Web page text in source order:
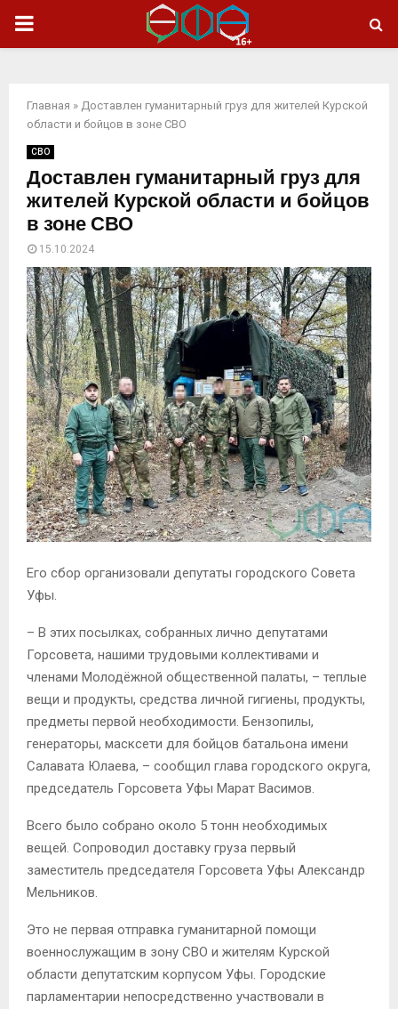
ОСНОВНОЕ
Главная » Доставлен гуманитарный груз для жителей Курской
области и бойцов в зоне СВО
СВО
Доставлен гуманитарный груз для
жителей Курской области и бойцов
в зоне СВО
15.10.2024
Его сбор организовали депутаты городского Совета
Уфы.
– В этих посылках, собранных лично депутатами
Горсовета, нашими трудовыми коллективами и
членами Молодёжной общественной палаты, – теплые
вещи и продукты, средства личной гигиены, продукты,
предметы первой необходимости. Бензопилы,
генераторы, масксети для бойцов батальона имени
Салавата Юлаева, – сообщил глава городского округа,
председатель Горсовета Уфы Марат Васимов.
Всего было собрано около 5 тонн необходимых
вещей. Сопроводил доставку груза первый
заместитель председателя Горсовета Уфы Александр
Мельников.
Это не первая отправка гуманитарной помощи
военнослужащим в зону СВО и жителям Курской
области депутатским корпусом Уфы. Городские
парламентарии непосредственно участвовали в